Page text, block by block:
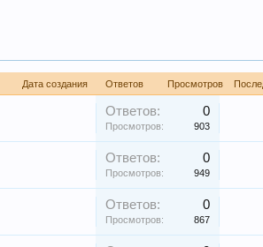
Дата создания Ответов Просмотров
Ответов: 0
Просмотров: 903
Ответов: 0
Просмотров: 949
Ответов: 0
Просмотров: 867